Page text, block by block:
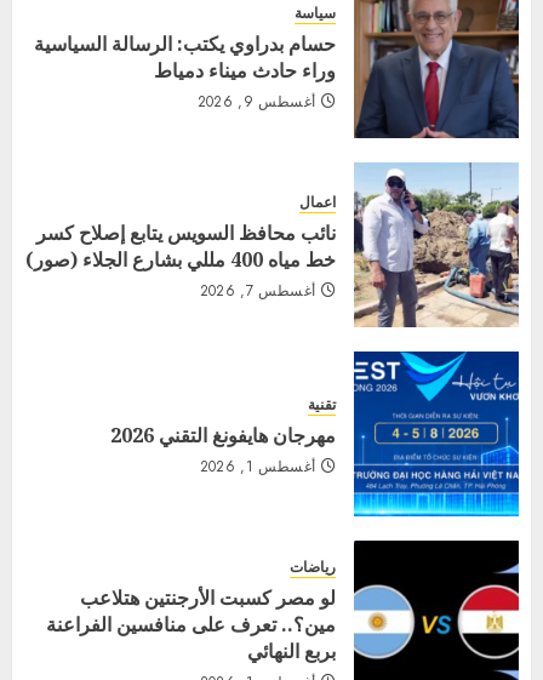
سياسة
حسام بدراوي يكتب: الرسالة السياسية
وراء حادث ميناء دمياط
أغسطس 9, 2026
اعمال
نائب محافظ السويس يتابع إصلاح كسر
خط مياه 400 مللي بشارع الجلاء (صور)
أغسطس 7, 2026
تقنية
مهرجان هايفونغ التقني 2026
أغسطس 1, 2026
رياضات
لو مصر كسبت الأرجنتين هتلاعب
مين؟.. تعرف على منافسين الفراعنة
بربع النهائي